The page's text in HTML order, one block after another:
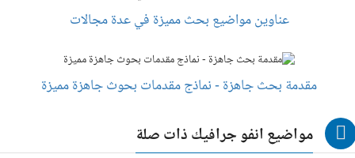
عناوين مواضيع بحث مميزة في عدة مجالات
مقدمة بحث جاهزة - نماذج مقدمات بحوث جاهزة مميزة
مواضيع انفو جرافيك ذات صلة